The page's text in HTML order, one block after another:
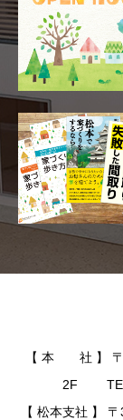
【 本 社 】 〒
2F TEL:
【 松本支社 】